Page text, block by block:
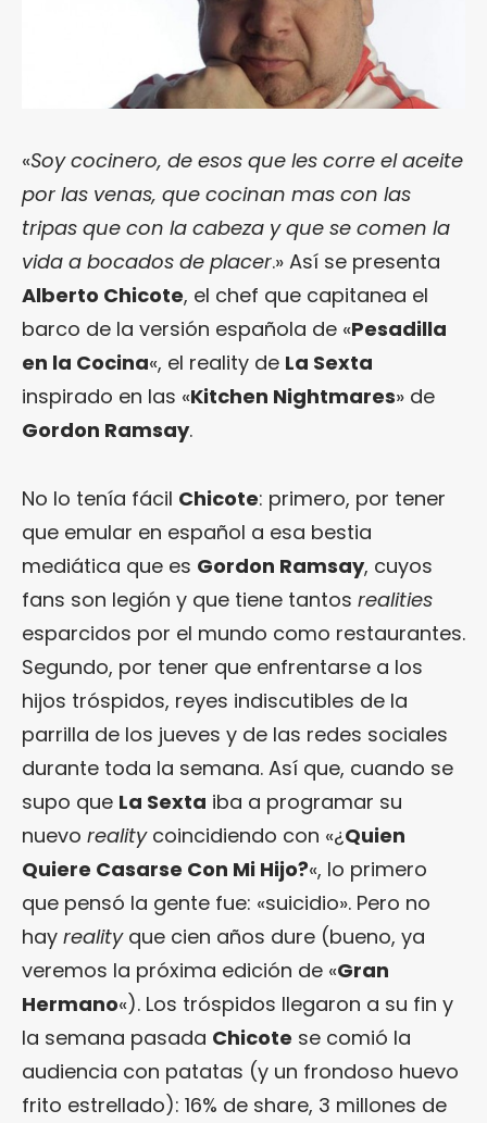
«Soy cocinero, de esos que les corre el aceite
por las venas, que cocinan mas con las
tripas que con la cabeza y que se comen la
vida a bocados de placer.» Así se presenta
Alberto Chicote, el chef que capitanea el
barco de la versión española de «Pesadilla
en la Cocina«, el reality de La Sexta
inspirado en las «Kitchen Nightmares» de
Gordon Ramsay.
No lo tenía fácil Chicote: primero, por tener
que emular en español a esa bestia
mediática que es Gordon Ramsay, cuyos
fans son legión y que tiene tantos realities
esparcidos por el mundo como restaurantes.
Segundo, por tener que enfrentarse a los
hijos tróspidos, reyes indiscutibles de la
parrilla de los jueves y de las redes sociales
durante toda la semana. Así que, cuando se
supo que La Sexta iba a programar su
nuevo realitycoincidiendo con «¿Quien
Quiere Casarse Con Mi Hijo?«, lo primero
que pensó la gente fue: «suicidio». Pero no
hay realityque cien años dure (bueno, ya
veremos la próxima edición de «Gran
Hermano«). Los tróspidos llegaron a su fin y
la semana pasada Chicote se comió la
audiencia con patatas (y un frondoso huevo
frito estrellado): 16% de share, 3 millones de